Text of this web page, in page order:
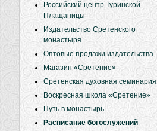
Российский центр Туринской
Плащаницы
Издательство Сретенского
монастыря
Оптовые продажи издательства
Магазин «Сретение»
Сретенская духовная семинария
Воскресная школа «Сретение»
Путь в монастырь
Расписание богослужений